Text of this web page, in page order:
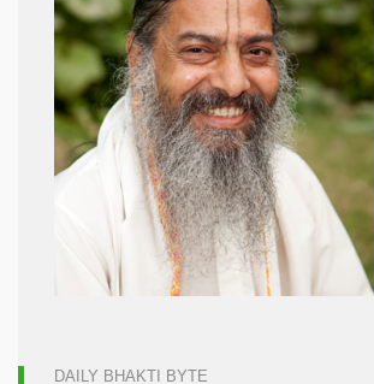
DAILY BHAKTI BYTE